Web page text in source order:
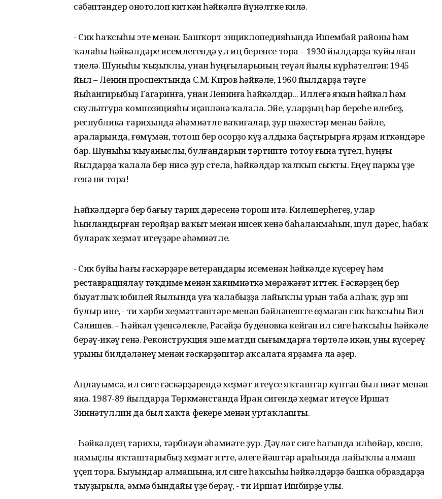
сәбәптәндер онотолоп киткән һәйкәлгә йүнәлтке килә.
- Сик һаҡсыһы эте менән. Башҡорт энциклопедияһында Ишембай районы һәм
ҡалаһы һәйкәлдәре исемлегендә ул иң беренсе тора – 1930 йылдарҙа ҡуйылған
тиелә. Шуныһы ҡыҙыҡлы, унан һуңғыларының теүәл йылы күрһәтелгән: 1945
йыл – Ленин проспектында С.М. Киров һәйкәле, 1960 йылдарҙа тәүге
йыһангирыбыҙ Гагаринға, унан Ленинға һәйкәлдәр... Иллегә яҡын һәйкәл һәм
скульптура композицияһы иҫәпләнә ҡалала. Эйе, уларҙың һәр береһе илебеҙ,
республика тарихында әһәмиәтле ваҡиғалар, ҙур шәхестәр менән бәйле,
араларында, ғөмүмән, тотош бер осорҙо күҙ алдына баҫтырырға ярҙам иткәндәре
бар. Шуныһы ҡыуаныслы, булғандарын тәртиптә тотоу ғына түгел, һуңғы
йылдарҙа ҡалала бер нисә ҙур стела, һәйкәлдәр ҡалҡып сыҡты. Еңеү паркы үҙе
генә ни тора!
Һәйкәлдәргә бер бағыу тарих дәресенә торош итә. Килешерһегеҙ, улар
һынландырған геройҙар ваҡыт менән нисек кенә баһаланмаһын, шул дәрес, һабаҡ
булараҡ хеҙмәт итеүҙәре әһәмиәтле.
- Сик буйы һағы ғәскәрҙәре ветерандары исеменән һәйкәлде күсереү һәм
реставрациялау тәҡдиме менән хакимиәткә мөрәжәғәт иттек. Ғәскәрҙең бер
быуатлыҡ юбилей йылында уға ҡалабыҙҙа лайыҡлы урын таба алһаҡ, ҙур эш
булыр ине, - ти хәрби хеҙмәттәштәре менән бәйләнеште өҙмәгән сик һаҡсыһы Вил
Сәлишев. – Һәйкәл үҙенсәлекле, Рәсәйҙә буденовка кейгән ил сиге һаҡсыһы һәйкәле
берәү-икәү генә. Реконструкция эше матди сығымдарға төртөлә икән, уны күсереү
урыны билдәләнеү менән ғәскәрҙәштәр аҡсалата ярҙамға ла әҙер.
Аңлауымса, ил сиге ғәскәрҙәрендә хеҙмәт итеүсе яҡташтар күптән был ниәт менән
яна. 1987-89 йылдарҙа Төркмәнстанда Иран сигендә хеҙмәт итеүсе Иршат
Зиннәтуллин да был хаҡта фекере менән уртаҡлашты.
- Һәйкәлдең тарихы, тәрбиәүи әһәмиәте ҙур. Дәүләт сиге һағында илһөйәр, көслө,
намыҫлы яҡташтарыбыҙ хеҙмәт итте, әлеге йәштәр араһында лайыҡлы алмаш
үҫеп тора. Быуындар алмашына, ил сиге һаҡсыһы һәйкәлдәрҙә башҡа образдарҙа
тыуҙырыла, әммә бындайы үҙе берәү, - ти Иршат Ишбирҙе улы.